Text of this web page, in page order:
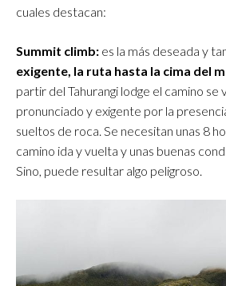
cuales destacan:
Summit climb: es la más deseada y
exigente, la ruta hasta la cima del
partir del Tahurangi lodge el camino se
pronunciado y exigente por la
sueltos de roca. Se necesitan unas 8
camino ida y vuelta y unas buenas
Sino, puede resultar algo peligroso.